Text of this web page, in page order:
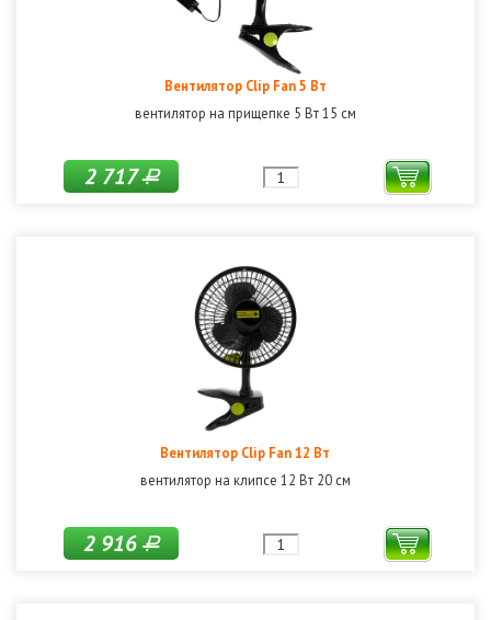
Вентилятор Clip Fan 5 Вт
вентилятор на прищепке 5 Вт 15 см
2 717Р
Вентилятор Clip Fan 12 Вт
вентилятор на клипсе 12 Вт 20 см
2 916Р